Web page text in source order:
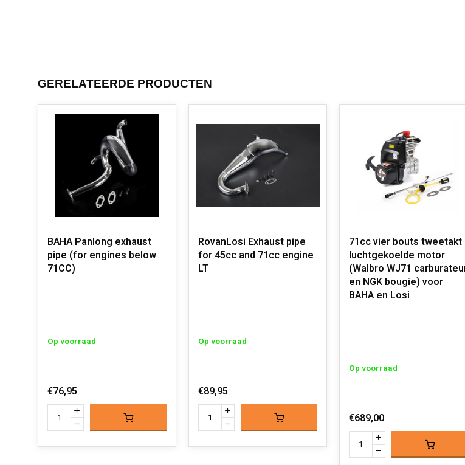
GERELATEERDE PRODUCTEN
BAHA Panlong exhaust
pipe (for engines below
71CC)
Op voorraad
€76,95
RovanLosi Exhaust pipe
for 45cc and 71cc engine
LT
Op voorraad
€89,95
71cc vier bouts tweetakt
luchtgekoelde motor
(Walbro WJ71
en NGK bougie) voor
BAHA en Losi
Op voorraad
€689,00